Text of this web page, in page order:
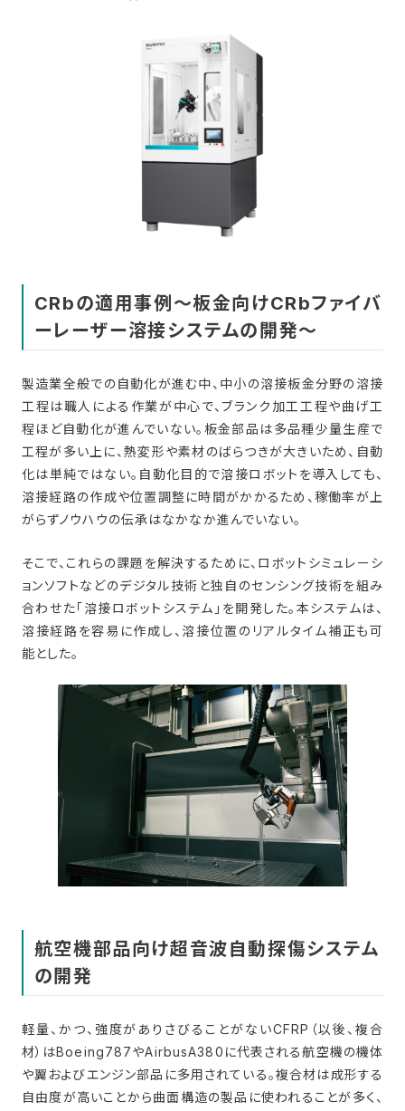
CRbの適用事例～板金向けCRbファイバ
ーレーザー溶接システムの開発～
製造業全般での自動化が進む中、中小の溶接板金分野の溶接
工程は職人による作業が中心で、ブランク加工工程や曲げ工
程ほど自動化が進んでいない。板金部品は多品種少量生産で
工程が多い上に、熱変形や素材のばらつきが大きいため、自動
化は単純ではない。自動化目的で溶接ロボットを導入しても、
溶接経路の作成や位置調整に時間がかかるため、稼働率が上
がらずノウハウの伝承はなかなか進んでいない。
そこで、これらの課題を解決するために、ロボットシミュレーシ
ョンソフトなどのデジタル技術と独自のセンシング技術を組み
合わせた「溶接ロボットシステム」を開発した。本システムは、
溶接経路を容易に作成し、溶接位置のリアルタイム補正も可
能とした。
航空機部品向け超音波自動探傷システム
の開発
軽量、かつ、強度がありさびることがないCFRP（以後、複合
材）はBoeing787やAirbusA380に代表される航空機の機体
や翼およびエンジン部品に多用されている。複合材は成形する
自由度が高いことから曲面構造の製品に使われることが多く、